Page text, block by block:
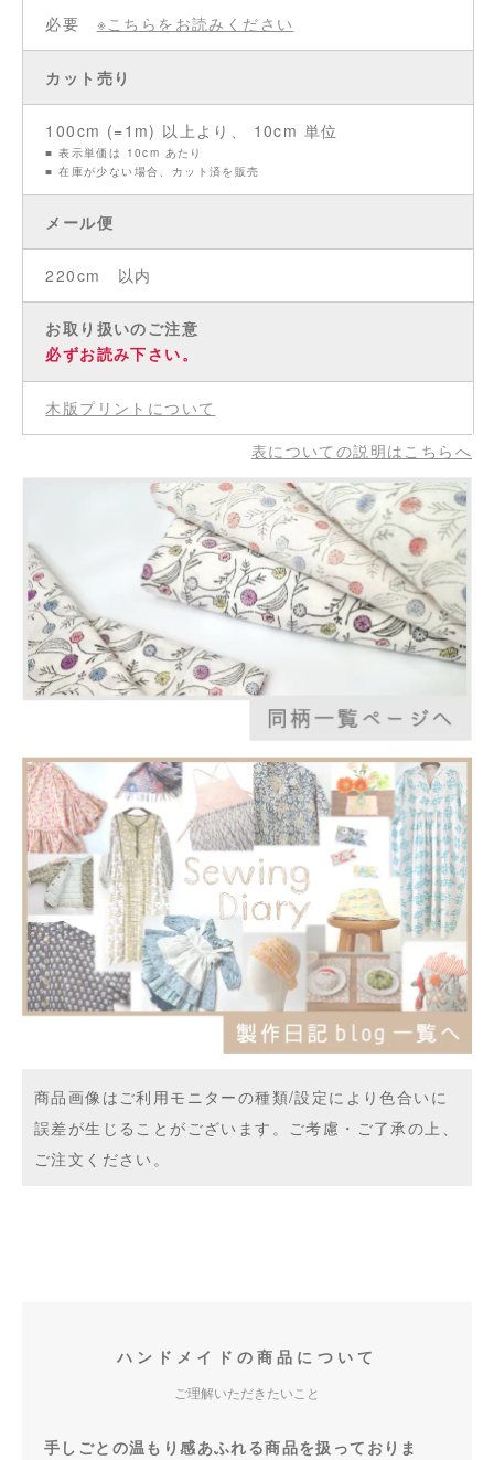
必要 ※こちらをお読みください
カット売り
100cm (=1m) 以上より、 10cm 単位
■ 表示単価は 10cm あたり
■ 在庫が少ない場合、カット済を販売
メール便
220cm 以内
お取り扱いのご注意
必ずお読み下さい。
木版プリントについて
表についての説明はこちらへ
商品画像はご利用モニターの種類/設定により色合いに
誤差が生じることがございます。ご考慮・ご了承の上、
ご注文ください。
ハンドメイドの商品について
ご理解いただきたいこと
手しごとの温もり感あふれる商品を扱っておりま